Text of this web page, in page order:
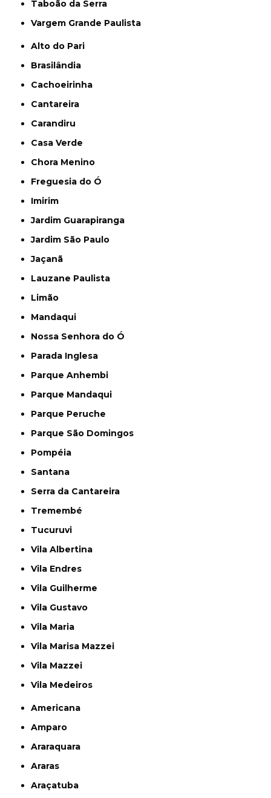
Taboão da Serra
Vargem Grande Paulista
Alto do Pari
Brasilândia
Cachoeirinha
Cantareira
Carandiru
Casa Verde
Chora Menino
Freguesia do Ó
Imirim
Jardim Guarapiranga
Jardim São Paulo
Jaçanã
Lauzane Paulista
Limão
Mandaqui
Nossa Senhora do Ó
Parada Inglesa
Parque Anhembi
Parque Mandaqui
Parque Peruche
Parque São Domingos
Pompéia
Santana
Serra da Cantareira
Tremembé
Tucuruvi
Vila Albertina
Vila Endres
Vila Guilherme
Vila Gustavo
Vila Maria
Vila Marisa Mazzei
Vila Mazzei
Vila Medeiros
Americana
Amparo
Araraquara
Araras
Araçatuba